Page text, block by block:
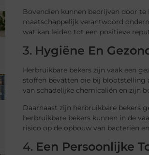
Bovendien kunnen bedrijven door
maatschappelijk verantwoord
wat kan leiden tot een positieve
3. Hygiëne En
Herbruikbare bekers zijn vaak een
stoffen bevatten die bij blootstelling
van schadelijke chemicaliën en zijn
Daarnaast zijn herbruikbare bekers
herbruikbare bekers kunnen in de
risico op de opbouw van bacteriën
4. Een Persoonlijke